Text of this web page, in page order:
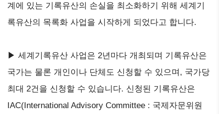
계에 있는 기록유산의 손실을 최소화하기 위해 세계기
록유산의 목록화 사업을 시작하게 되었다고 합니다.
▶ 세계기록유산 사업은 2년마다 개최되며 기록유산은
국가는 물론 개인이나 단체도 신청할 수 있으며, 국가당
최대 2건을 신청할 수 있습니다. 신청된 기록유산은
IAC(International Advisory Committee : 국제자문위원